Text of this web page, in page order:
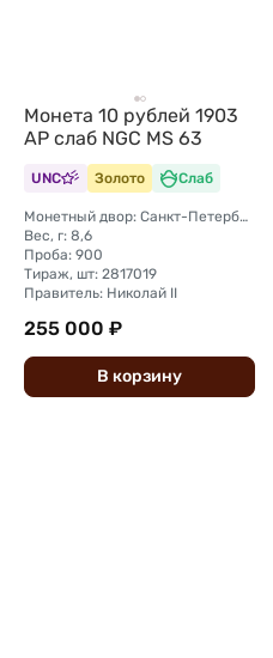
Монета 10 рублей 1903
АР слаб NGC MS 63
UNC Золото Слаб
Монетный двор: Санкт-Петербургский монетный двор
Вес, г: 8,6
Проба: 900
Тираж, шт: 2817019
Правитель: Николай II
255 000 ₽
В корзину